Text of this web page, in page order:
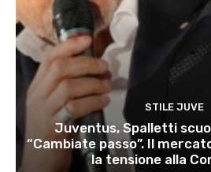
STILE JUVE
Juventus, Spalletti
“Cambiate passo”. Il
la tensione alla